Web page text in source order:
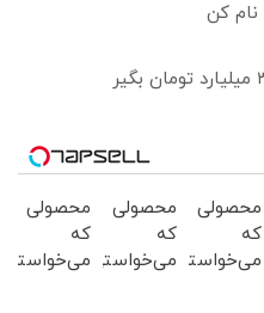
محصولی
که
می‌خواستی
محصولی
که
می‌خواستی
محصولی
که
می‌خواستی